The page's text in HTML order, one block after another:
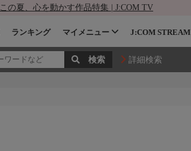
この夏、心を動かす作品特集 | J:COM TV
ランキング マイメニュー J:COM STREAM
詳細検索